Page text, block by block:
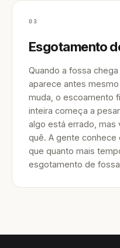
03
Esgotamento
Quando a fossa
aparece antes
muda, o escoamento
inteira começa a
algo está errado, mas
quê. A gente
que quanto mais
esgotamento de